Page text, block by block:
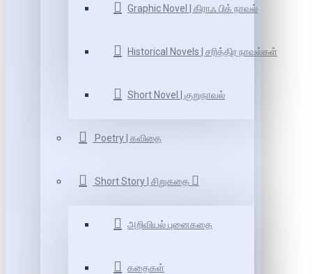
Graphic Novel | கிராஃ பிக் நாவல்
Historical Novels | சரித்திர நாவல்கள்
Short Novel | குறுநாவல்
Poetry | கவிதை
Short Story | சிறுகதை
அறிவியல் புனைகதை
கதைகள்